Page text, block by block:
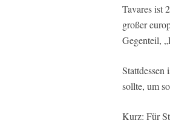
Tavares ist
großer
Gegenteil,
sollte, um
Kurz: Für